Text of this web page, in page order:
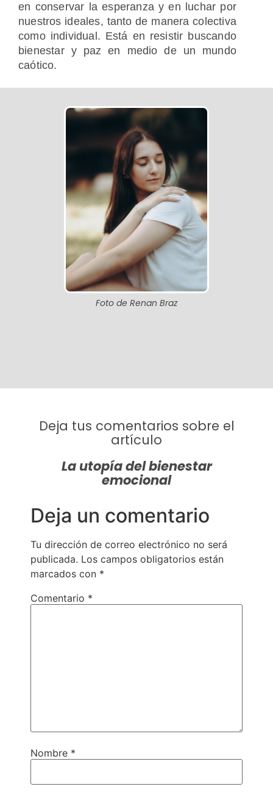
Foto de Renan Braz
en conservar la esperanza y en luchar por
nuestros ideales, tanto de manera colectiva
como individual. Está en resistir buscando
bienestar y paz en medio de un mundo
caótico.
Deja tus comentarios sobre el
artículo
La utopía del bienestar
emocional
Deja un comentario
Tu dirección de correo electrónico no será
publicada. Los campos obligatorios están
marcados con *
Comentario *
Nombre *